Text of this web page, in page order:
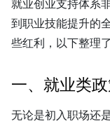
就业创业支持体系
到职业技能提升的
些红利，以下整理
一、就业类
无论是初入职场还